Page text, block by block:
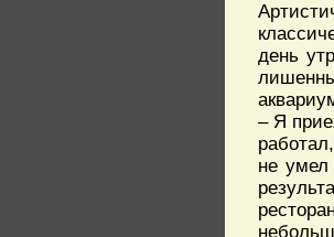
день
– Я
не умел